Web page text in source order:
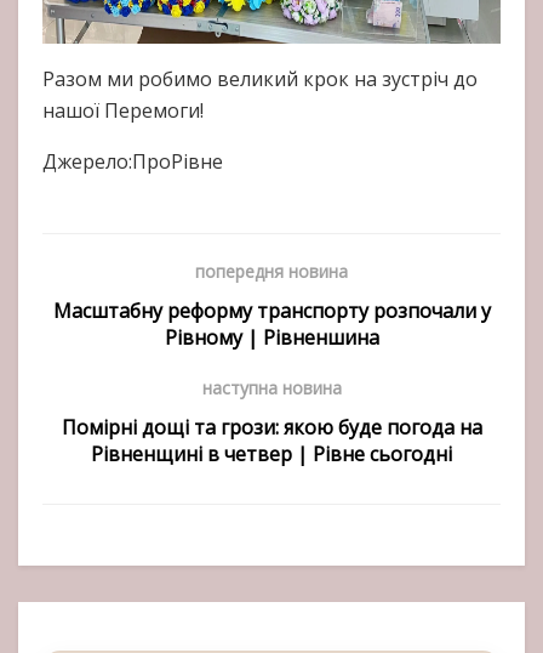
Разом ми робимо великий крок на зустріч до
нашої Перемоги!
Джерело:ПроРівне
попередня новина
Масштабну реформу транспорту розпочали у
Рівному | Рівненшина
наступна новина
Помірні дощі та грози: якою буде погода на
Рівненщині в четвер | Рівне сьогодні